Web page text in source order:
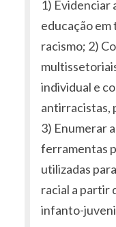
1) Evidenciar
educação
racismo; 2)
individual e
antirracistas,
3) Enumerar
ferramentas
utilizadas
racial a partir
infanto-